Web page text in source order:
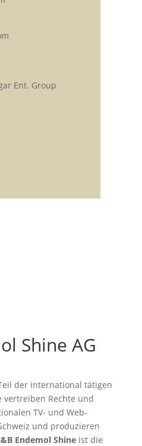
Ent. Group
Shine AG
der international tätigen
vertreiben Rechte und
TV- und Web-
und produzieren
Endemol Shineist die